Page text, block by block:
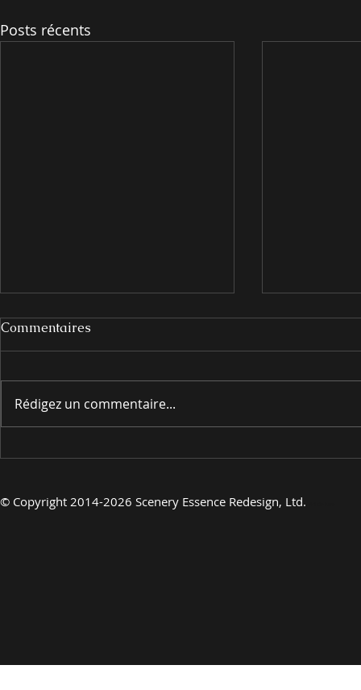
Posts récents
EN PRÉSENTANT
Commentaires
Rédigez un commentaire...
© Copyright 2014-2026 Scenery Essence Redesign, Ltd.